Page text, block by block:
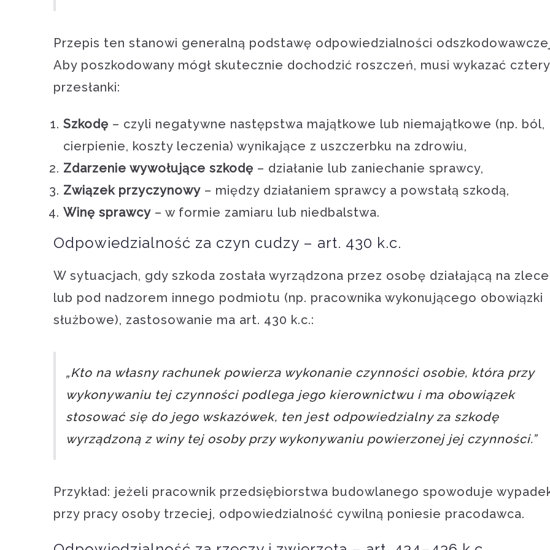
Przepis ten stanowi generalną podstawę odpowiedzialności
Aby poszkodowany mógł skutecznie dochodzić roszczeń, musi wykazać cztery
przesłanki:
Szkodę – czyli negatywne następstwa majątkowe lub niemajątkowe (np. ból,
cierpienie, koszty leczenia) wynikające z uszczerbku na zdrowiu,
Zdarzenie wywołujące szkodę – działanie lub zaniechanie sprawcy,
Związek przyczynowy – między działaniem sprawcy a powstałą szkodą,
Winę sprawcy – w formie zamiaru lub niedbalstwa.
Odpowiedzialność za czyn cudzy – art. 430 k.c.
W sytuacjach, gdy szkoda została wyrządzona przez osobę działającą na
lub pod nadzorem innego podmiotu (np. pracownika wykonującego obowiązki
służbowe), zastosowanie ma art. 430 k.c.:
„Kto na własny rachunek powierza wykonanie czynności osobie, która przy
wykonywaniu tej czynności podlega jego kierownictwu i ma obowiązek
stosować się do jego wskazówek, ten jest odpowiedzialny za szkodę
wyrządzoną z winy tej osoby przy wykonywaniu powierzonej jej czynności.”
Przykład: jeżeli pracownik przedsiębiorstwa budowlanego spowoduje
przy pracy osoby trzeciej, odpowiedzialność cywilną poniesie pracodawca.